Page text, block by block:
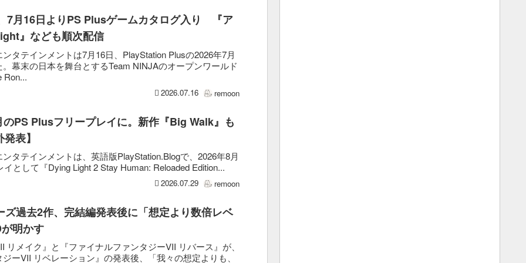
7月16日よりPS Plusゲームカタログ入り 『ア
』なども順次配信
タテインメントは7月16日、PlayStation Plusの2026年7月
幕末の日本を舞台とするTeam NINJAのオープンワールド
Ron...
2026.07.16 remoon
PS Plusフリープレイに。新作『Big Walk』も
表】
タテインメントは、英語版PlayStation.Blogで、2026年8月
として『Dying Light 2 Stay Human: Reloaded Edition...
2026.07.29 remoon
ズ過去2作、完結編発表後に「想定より数倍レベ
明かす
リメイク』と『ファイナルファンタジーVII リバース』が、
ーVII リベレーション』の発表後、「我々の想定よりも、